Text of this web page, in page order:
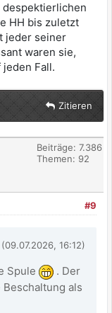
HH bis zuletzt
jeder seiner
waren sie,
Fall.
Zitieren
Beiträge: 7.386
Themen: 92
#9
(09.07.2026, 16:12)
Spule
. Der
als